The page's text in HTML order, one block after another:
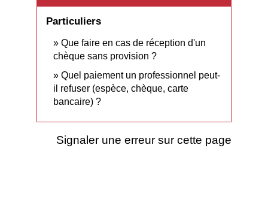
Particuliers
Que faire en cas de réception d'un
chèque sans provision ?
Quel paiement un professionnel peut-
il refuser (espèce, chèque, carte
bancaire) ?
Signaler une erreur sur cette page